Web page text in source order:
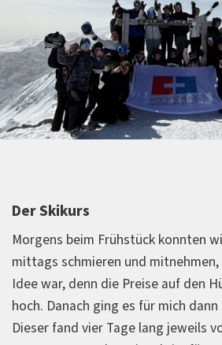
Der Skikurs
Morgens beim Frühstück konnten
mittags schmieren und
Idee war, denn die Preise auf den
hoch. Danach ging es für mich
Dieser fand vier Tage lang jeweils